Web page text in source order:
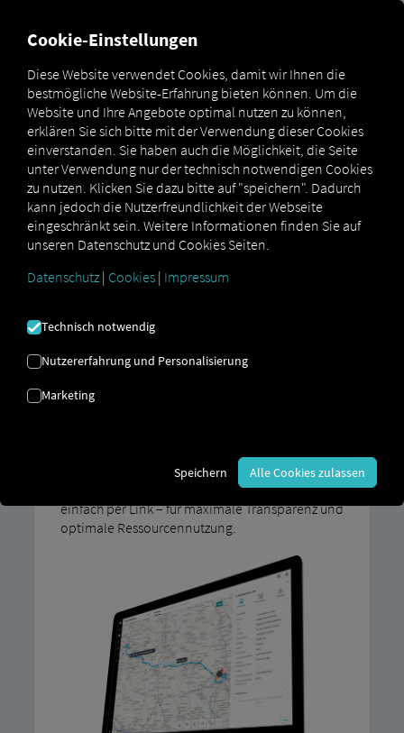
Marketplace Geo
GEO
Der digitale Kompass für Ihre Flotte
Optimieren Sie Ihre Einsätze mit datenbasierter
25-monatige Fahrthistorie zeigt Potenziale auf,
ob sich ein Auftrag lohnt. Mit dem neuen
Position Sharing teilen Sie Fahrzeugstandorte
einfach per Link – für maximale Transparenz und
optimale Ressourcennutzung.
Cookie-Einstellungen
Diese Website verwendet Cookies, damit wir Ihnen die
bestmögliche Website-Erfahrung bieten können. Um die
Website und Ihre Angebote optimal nutzen zu können,
erklären Sie sich bitte mit der Verwendung dieser Cookies
einverstanden. Sie haben auch die Möglichkeit, die Seite
unter Verwendung nur der technisch notwendigen Cookies
zu nutzen. Klicken Sie dazu bitte auf "speichern". Dadurch
kann jedoch die Nutzerfreundlichkeit der Webseite
eingeschränkt sein. Weitere Informationen finden Sie auf
unseren Datenschutz und Cookies Seiten.
Datenschutz | Cookies | Impressum
Technisch notwendig
Nutzererfahrung und Personalisierung
Marketing
Speichern Alle Cookies zulassen